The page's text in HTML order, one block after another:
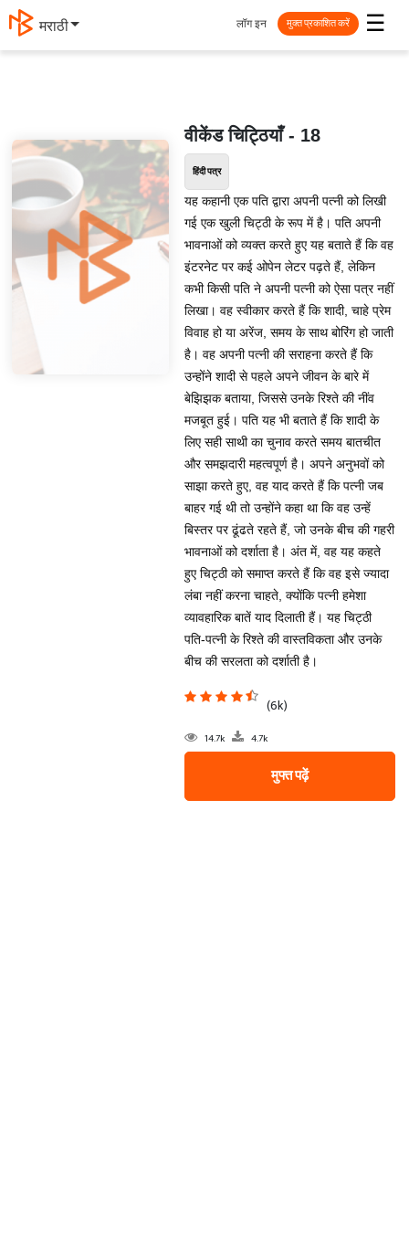
मराठी ☰
लॉग इन मुक्त प्रकाशित करें
वीकेंड चिट्ठियाँ - 18
हिंदी पत्र
यह कहानी एक पति द्वारा अपनी पत्नी को लिखी
गई एक खुली चिट्ठी के रूप में है। पति अपनी
भावनाओं को व्यक्त करते हुए यह बताते हैं कि वह
इंटरनेट पर कई ओपेन लेटर पढ़ते हैं, लेकिन
कभी किसी पति ने अपनी पत्नी को ऐसा पत्र नहीं
लिखा। वह स्वीकार करते हैं कि शादी, चाहे प्रेम
विवाह हो या अरेंज, समय के साथ बोरिंग हो जाती
है। वह अपनी पत्नी की सराहना करते हैं कि
उन्होंने शादी से पहले अपने जीवन के बारे में
बेझिझक बताया, जिससे उनके रिश्ते की नींव
मजबूत हुई। पति यह भी बताते हैं कि शादी के
लिए सही साथी का चुनाव करते समय बातचीत
और समझदारी महत्वपूर्ण है। अपने अनुभवों को
साझा करते हुए, वह याद करते हैं कि पत्नी जब
बाहर गई थी तो उन्होंने कहा था कि वह उन्हें
बिस्तर पर ढूंढते रहते हैं, जो उनके बीच की गहरी
भावनाओं को दर्शाता है। अंत में, वह यह कहते
हुए चिट्ठी को समाप्त करते हैं कि वह इसे ज्यादा
लंबा नहीं करना चाहते, क्योंकि पत्नी हमेशा
व्यावहारिक बातें याद दिलाती हैं। यह चिट्ठी
पति-पत्नी के रिश्ते की वास्तविकता और उनके
बीच की सरलता को दर्शाती है।
(6k)
14.7k 4.7k
मुफ्त पढ़ें